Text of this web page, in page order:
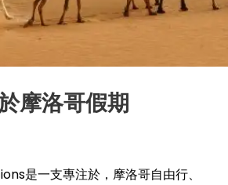
摩洛哥假期
是一支專注於，摩洛哥自由行、